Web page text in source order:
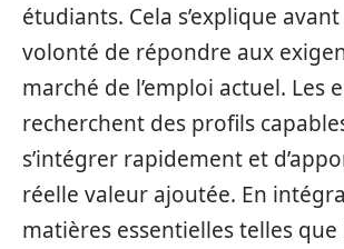
étudiants. Cela s’explique
volonté de répondre aux
marché de l’emploi actuel. Les
recherchent des profils
s’intégrer rapidement et
réelle valeur ajoutée. En
matières essentielles telles